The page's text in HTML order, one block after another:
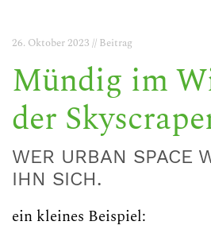
26. Oktober 2023 // Beitrag
Mündig im
der
WER URBAN SPACE
IHN SICH.
ein kleines Beispiel: